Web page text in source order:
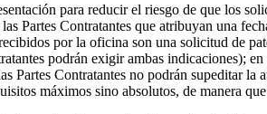
para reducir el riesgo de que los
Partes Contratantes que atribuyan una
por la oficina son una solicitud de
podrán exigir ambas indicaciones);
Partes Contratantes no podrán supeditar
máximos sino absolutos, de manera